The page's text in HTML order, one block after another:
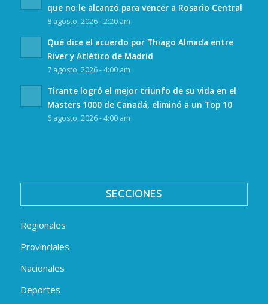
que no le alcanzó para vencer a Rosario Central
8 agosto, 2026 - 2:20 am
Qué dice el acuerdo por Thiago Almada entre
River y Atlético de Madrid
7 agosto, 2026 - 4:00 am
Tirante logró el mejor triunfo de su vida en el
Masters 1000 de Canadá, eliminó a un Top 10
6 agosto, 2026 - 4:00 am
SECCIONES
Regionales
Provinciales
Nacionales
Deportes